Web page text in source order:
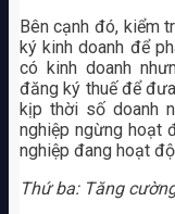
Bên cạnh đó, kiểm
ký kinh doanh để
có kinh doanh
đăng ký thuế để
kịp thời số doanh
nghiệp ngừng hoạt
nghiệp đang hoạt
Thứ ba: Tăng